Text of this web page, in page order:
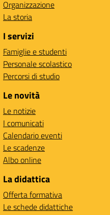
Organizzazione
La storia
I servizi
Famiglie e studenti
Personale scolastico
Percorsi di studio
Le novità
Le notizie
I comunicati
Calendario eventi
Le scadenze
Albo online
La didattica
Offerta formativa
Le schede didattiche